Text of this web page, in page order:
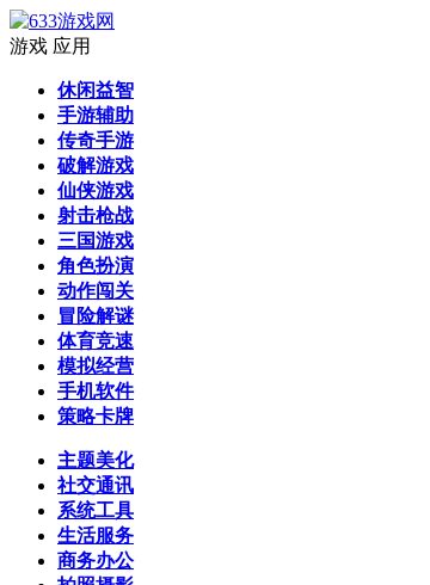
游戏 应用
休闲益智
手游辅助
传奇手游
破解游戏
仙侠游戏
射击枪战
三国游戏
角色扮演
动作闯关
冒险解谜
体育竞速
模拟经营
手机软件
策略卡牌
主题美化
社交通讯
系统工具
生活服务
商务办公